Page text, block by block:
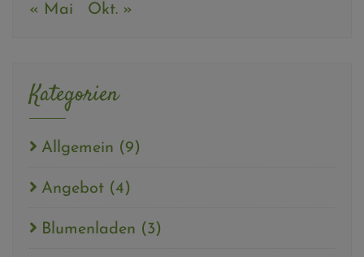
« Mai Okt. »
Kategorien
Allgemein (9)
Angebot (4)
Blumenladen (3)